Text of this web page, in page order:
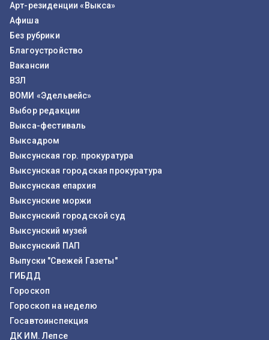
Арт-резиденции «Выкса»
Афиша
Без рубрики
Благоустройство
Вакансии
ВЗЛ
ВОМИ «Эдельвейс»
Выбор редакции
Выкса-фестиваль
Выксадром
Выксунская гор. прокуратура
Выксунская городская прокуратура
Выксунская епархия
Выксунские моржи
Выксунский городской суд
Выксунский музей
Выксунский ПАП
Выпуски "Свежей Газеты"
ГИБДД
Гороскоп
Гороскоп на неделю
Госавтоинспекция
ДК ИМ. Лепсе